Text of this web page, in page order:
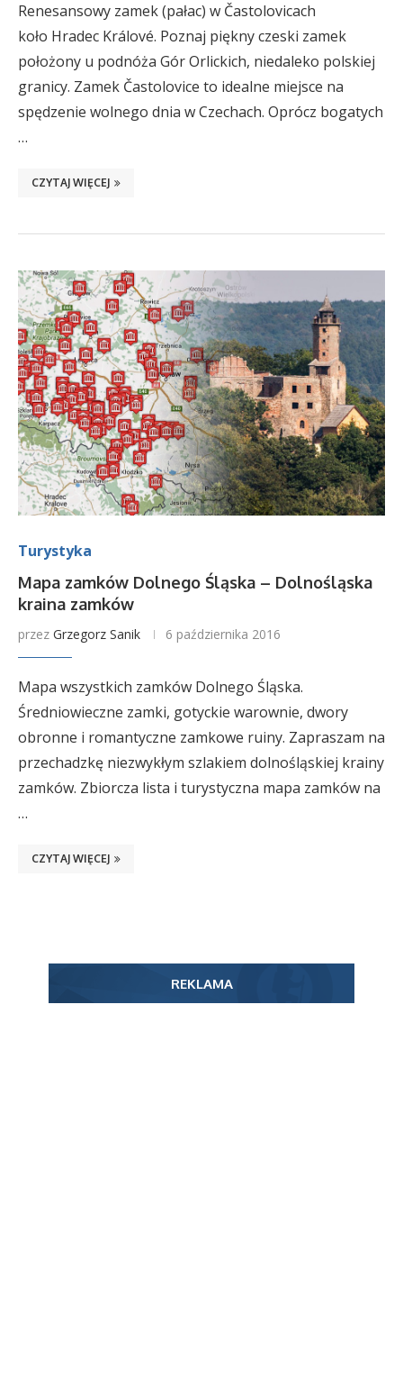
Renesansowy zamek (pałac) w Častolovicach
koło Hradec Králové. Poznaj piękny czeski zamek
położony u podnóża Gór Orlickich, niedaleko polskiej
granicy. Zamek Častolovice to idealne miejsce na
spędzenie wolnego dnia w Czechach. Oprócz bogatych
…
CZYTAJ WIĘCEJ
Turystyka
Mapa zamków Dolnego Śląska – Dolnośląska
kraina zamków
przez Grzegorz Sanik 6 października 2016
Mapa wszystkich zamków Dolnego Śląska.
Średniowieczne zamki, gotyckie warownie, dwory
obronne i romantyczne zamkowe ruiny. Zapraszam na
przechadzkę niezwykłym szlakiem dolnośląskiej krainy
zamków. Zbiorcza lista i turystyczna mapa zamków na
…
CZYTAJ WIĘCEJ
REKLAMA